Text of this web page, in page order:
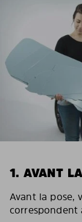
1. AVANT
Avant la pose,
correspondent